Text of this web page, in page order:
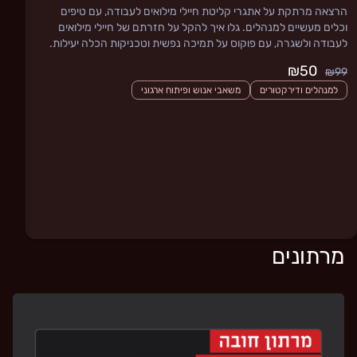
הרצאה מרתקת על אתגרי קליטת חיילי מילואים לעבודה, עם טיפים
וכלים מעשיים למנהלים. גלו איך להקל על חזרתם של חיילי מילואים
לעבודה ולשגרה, עם פוקוס על תמיכה נפשית וטכניקות הכלה יעילות.
₪99
למנהלים ודירקטורים משאבי אנוש ופיתוח ארגוני
מרתונים